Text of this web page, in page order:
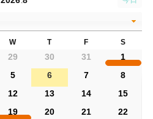
W T F S
29 30 31
1
5 6 7
8
12 13 14
15
19 20 21
22